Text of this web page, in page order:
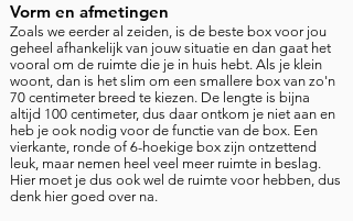
Vorm en afmetingen
Zoals we eerder al zeiden, is de beste box voor jou
geheel afhankelijk van jouw situatie en dan gaat het
vooral om de ruimte die je in huis hebt. Als je klein
woont, dan is het slim om een smallere box van zo'n
70 centimeter breed te kiezen. De lengte is bijna
altijd 100 centimeter, dus daar ontkom je niet aan en
heb je ook nodig voor de functie van de box. Een
vierkante, ronde of 6-hoekige box zijn ontzettend
leuk, maar nemen heel veel meer ruimte in beslag.
Hier moet je dus ook wel de ruimte voor hebben, dus
denk hier goed over na.